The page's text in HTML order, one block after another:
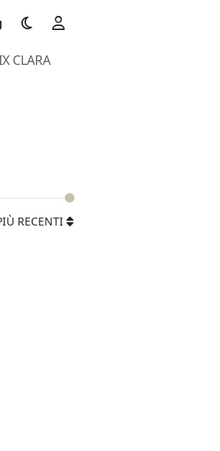
Toggle theme
CLARA
RECENTI